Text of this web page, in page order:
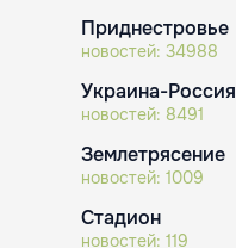
Приднестровье
новостей: 34988
Украина-Россия
новостей: 8491
Землетрясение
новостей: 1009
Стадион
новостей: 119